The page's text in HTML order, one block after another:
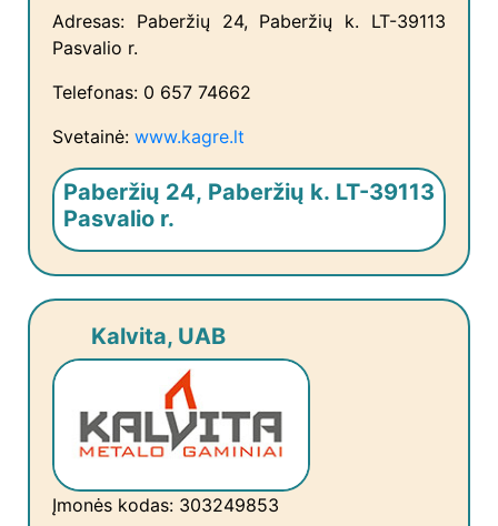
Adresas: Paberžių 24, Paberžių k. LT-39113
Pasvalio r.
Telefonas: 0 657 74662
Svetainė: www.kagre.lt
Paberžių 24, Paberžių k. LT-39113
Pasvalio r.
Kalvita, UAB
Įmonės kodas: 303249853